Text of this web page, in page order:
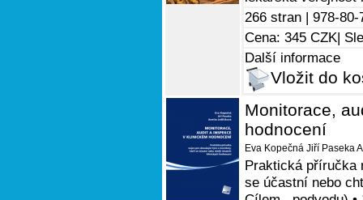
266 stran | 978-80-
Cena: 345 CZK|
Další informace
Vložit do
Monitorace,
hodnocení
Eva Kopečná Jiří Paseka
Praktická příručka
se účastní nebo